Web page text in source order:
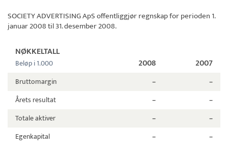
SOCIETY ADVERTISING ApSoffentliggjør regnskap for perioden 1.
januar 2008 til 31. desember 2008.
NØKKELTALL
Beløp i 1.000 2008 2007
Bruttomargin –
–
Årets resultat
–
–
Totale aktiver
–
–
Egenkapital
– –